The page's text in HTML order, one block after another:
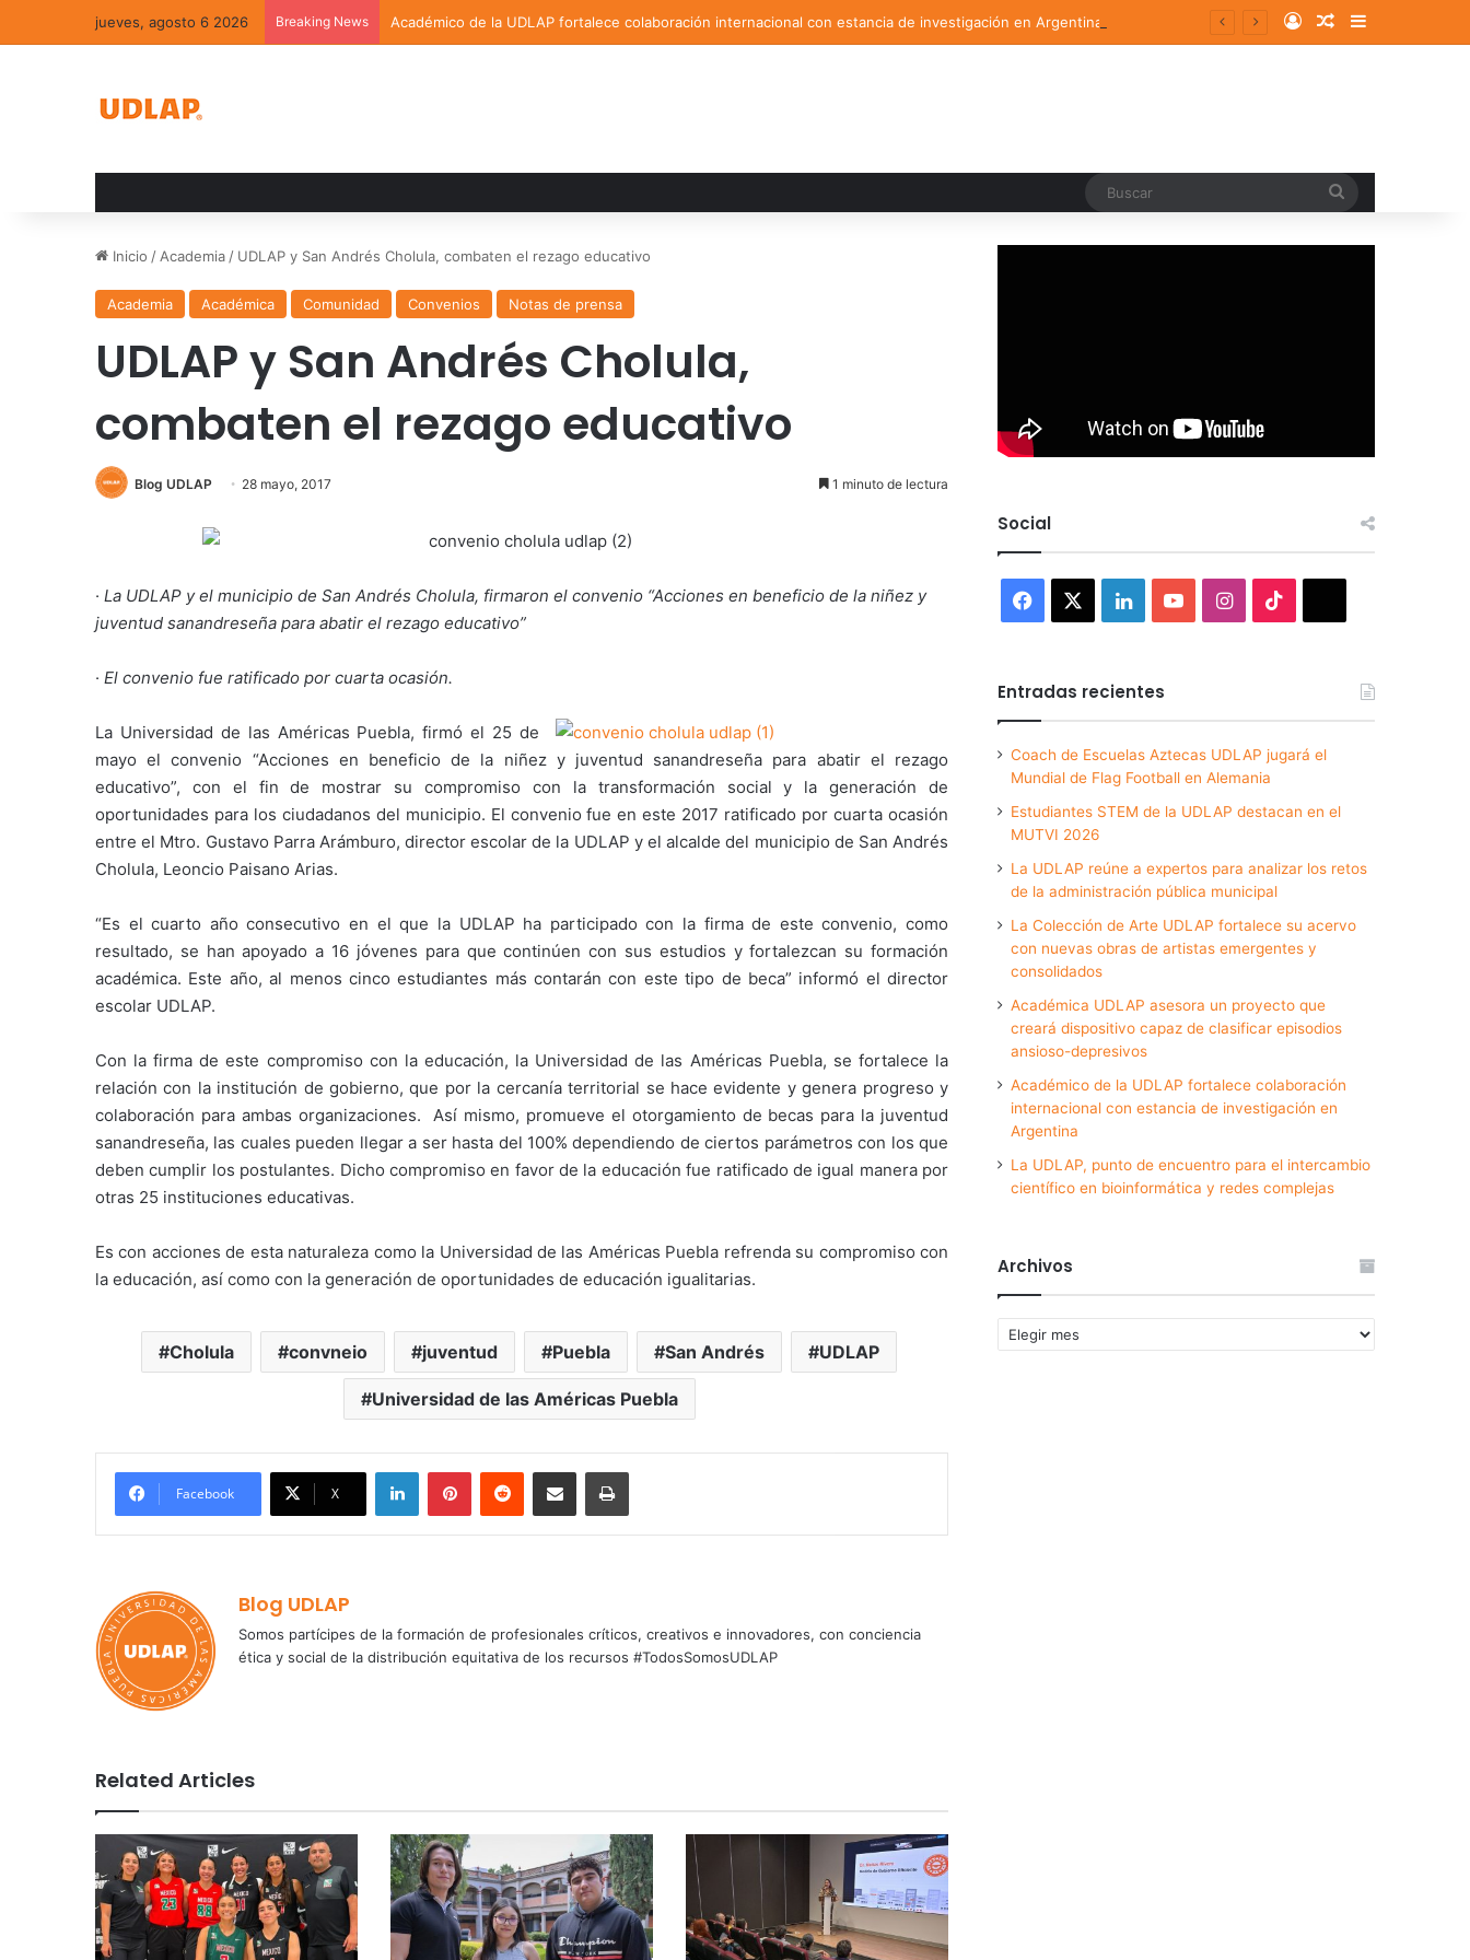
jueves, agosto 6 2026 Breaking News Académico de la UDLAP fortalece colaboración internacional con estancia de investigación en Argentina Log InRandom Article
Sidebar
Inicio / Academia / UDLAP y San Andrés Cholula, combaten el rezago educativo
Academia Académica Comunidad Convenios Notas de prensa
UDLAP y San Andrés Cholula,
combaten el rezago educativo
Blog UDLAP 28 mayo, 2017 1 minuto de lectura
· La UDLAP y el municipio de San Andrés Cholula, firmaron el convenio “Acciones en beneficio de la niñez y
juventud sanandreseña para abatir el rezago educativo”
· El convenio fue ratificado por cuarta ocasión.
La Universidad de las Américas Puebla, firmó el 25 de
mayo el convenio “Acciones en beneficio de la niñez y juventud sanandreseña para abatir el rezago
educativo”, con el fin de mostrar su compromiso con la transformación social y la generación de
oportunidades para los ciudadanos del municipio. El convenio fue en este 2017 ratificado por cuarta ocasión
entre el Mtro. Gustavo Parra Arámburo, director escolar de la UDLAP y el alcalde del municipio de San Andrés
Cholula, Leoncio Paisano Arias.
“Es el cuarto año consecutivo en el que la UDLAP ha participado con la firma de este convenio, como
resultado, se han apoyado a 16 jóvenes para que continúen con sus estudios y fortalezcan su formación
académica. Este año, al menos cinco estudiantes más contarán con este tipo de beca” informó el director
escolar UDLAP.
Con la firma de este compromiso con la educación, la Universidad de las Américas Puebla, se fortalece la
relación con la institución de gobierno, que por la cercanía territorial se hace evidente y genera progreso y
colaboración para ambas organizaciones. Así mismo, promueve el otorgamiento de becas para la juventud
sanandreseña, las cuales pueden llegar a ser hasta del 100% dependiendo de ciertos parámetros con los que
deben cumplir los postulantes. Dicho compromiso en favor de la educación fue ratificado de igual manera por
otras 25 instituciones educativas.
Es con acciones de esta naturaleza como la Universidad de las Américas Puebla refrenda su compromiso con
la educación, así como con la generación de oportunidades de educación igualitarias.
Cholula convneio juventud Puebla San Andrés UDLAP
Universidad de las Américas Puebla
Facebook X
LinkedInPinterestReddit Share via Email Print
Blog UDLAP
Somos partícipes de la formación de profesionales críticos, creativos e innovadores, con conciencia
ética y social de la distribución equitativa de los recursos #TodosSomosUDLAP
Related Articles
Social
Facebook LinkedInYouTubeInstagram
Entradas recientes
Coach de Escuelas Aztecas UDLAP jugará el
Mundial de Flag Football en Alemania
Estudiantes STEM de la UDLAP destacan en el
MUTVI 2026
La UDLAP reúne a expertos para analizar los retos
de la administración pública municipal
La Colección de Arte UDLAP fortalece su acervo
con nuevas obras de artistas emergentes y
consolidados
Académica UDLAP asesora un proyecto que
creará dispositivo capaz de clasificar episodios
ansioso-depresivos
Académico de la UDLAP fortalece colaboración
internacional con estancia de investigación en
Argentina
La UDLAP, punto de encuentro para el intercambio
científico en bioinformática y redes complejas
Archivos
Archivos